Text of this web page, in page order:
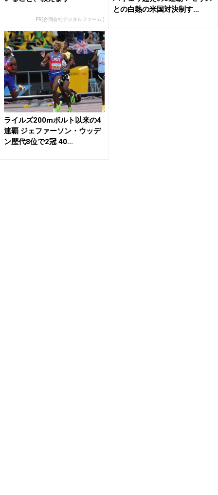
PR(合同会社デジタルファーム )
との白熱の米国対決制す...
ライルズ200mボルト以来の4
連覇 ジェファーソン・ウッデ
ン歴代8位で2冠 40...